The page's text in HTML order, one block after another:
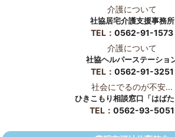
介護について
社協居宅介護支援事務所
TEL： 0562-91-1573
介護について
社協ヘルパーステーショ
TEL： 0562-91-3251
社会にでるのが不安...
ひきこもり相談窓口「はばた
TEL： 0562-93-5051